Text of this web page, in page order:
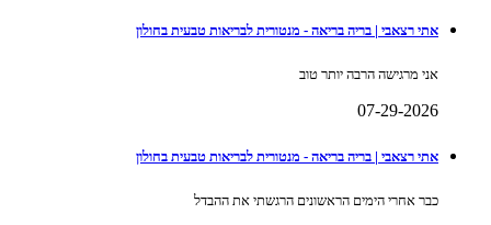
אתי רצאבי | בריה בריאה - מנטורית לבריאות טבעית בחולון
אני מרגישה הרבה יותר טוב
07-29-2026
אתי רצאבי | בריה בריאה - מנטורית לבריאות טבעית בחולון
כבר אחרי הימים הראשונים הרגשתי את ההבדל